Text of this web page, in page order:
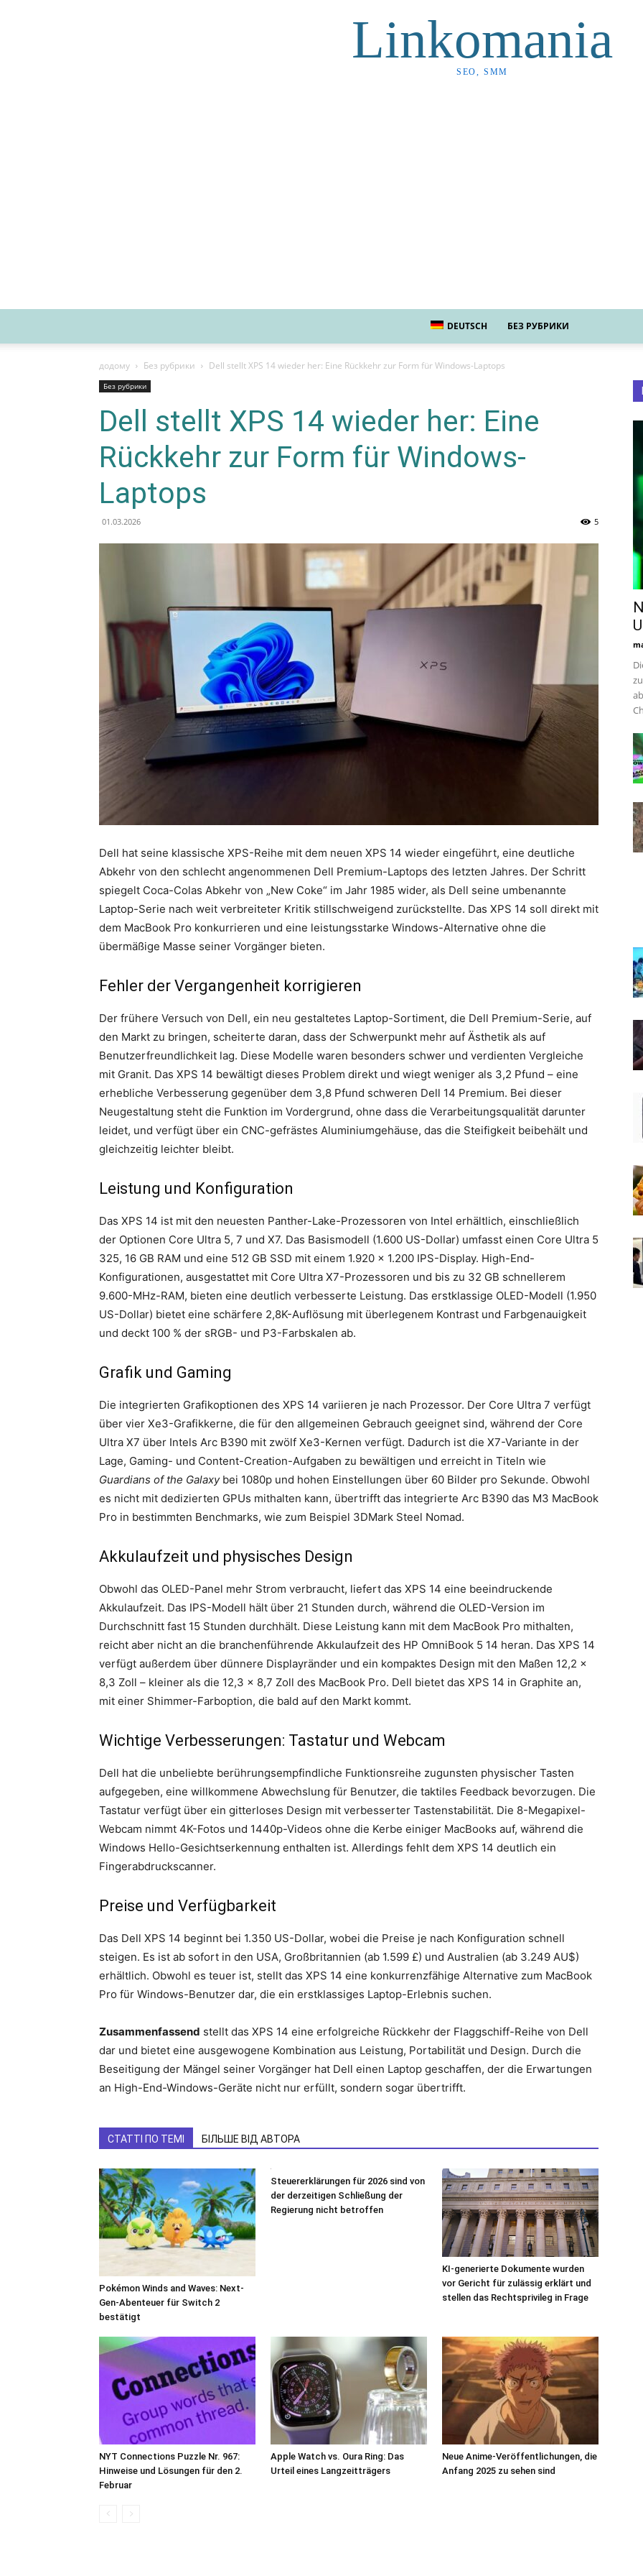
Linkomania
SEO, SMM
DEUTSCH БЕЗ РУБРИКИ
додому Без рубрики Dell stellt XPS 14 wieder her: Eine Rückkehr zur Form für Windows-Laptops
Без рубрики
Dell stellt XPS 14 wieder her: Eine
Rückkehr zur Form für Windows-
Laptops
01.03.2026 5
Dell hat seine klassische XPS-Reihe mit dem neuen XPS 14 wieder eingeführt, eine deutliche
Abkehr von den schlecht angenommenen Dell Premium-Laptops des letzten Jahres. Der Schritt
spiegelt Coca-Colas Abkehr von „New Coke“ im Jahr 1985 wider, als Dell seine umbenannte
Laptop-Serie nach weit verbreiteter Kritik stillschweigend zurückstellte. Das XPS 14 soll direkt mit
dem MacBook Pro konkurrieren und eine leistungsstarke Windows-Alternative ohne die
übermäßige Masse seiner Vorgänger bieten.
Fehler der Vergangenheit korrigieren
Der frühere Versuch von Dell, ein neu gestaltetes Laptop-Sortiment, die Dell Premium-Serie, auf
den Markt zu bringen, scheiterte daran, dass der Schwerpunkt mehr auf Ästhetik als auf
Benutzerfreundlichkeit lag. Diese Modelle waren besonders schwer und verdienten Vergleiche
mit Granit. Das XPS 14 bewältigt dieses Problem direkt und wiegt weniger als 3,2 Pfund – eine
erhebliche Verbesserung gegenüber dem 3,8 Pfund schweren Dell 14 Premium. Bei dieser
Neugestaltung steht die Funktion im Vordergrund, ohne dass die Verarbeitungsqualität darunter
leidet, und verfügt über ein CNC-gefrästes Aluminiumgehäuse, das die Steifigkeit beibehält und
gleichzeitig leichter bleibt.
Leistung und Konfiguration
Das XPS 14 ist mit den neuesten Panther-Lake-Prozessoren von Intel erhältlich, einschließlich
der Optionen Core Ultra 5, 7 und X7. Das Basismodell (1.600 US-Dollar) umfasst einen Core Ultra 5
325, 16 GB RAM und eine 512 GB SSD mit einem 1.920 x 1.200 IPS-Display. High-End-
Konfigurationen, ausgestattet mit Core Ultra X7-Prozessoren und bis zu 32 GB schnellerem
9.600-MHz-RAM, bieten eine deutlich verbesserte Leistung. Das erstklassige OLED-Modell (1.950
US-Dollar) bietet eine schärfere 2,8K-Auflösung mit überlegenem Kontrast und Farbgenauigkeit
und deckt 100 % der sRGB- und P3-Farbskalen ab.
Grafik und Gaming
Die integrierten Grafikoptionen des XPS 14 variieren je nach Prozessor. Der Core Ultra 7 verfügt
über vier Xe3-Grafikkerne, die für den allgemeinen Gebrauch geeignet sind, während der Core
Ultra X7 über Intels Arc B390 mit zwölf Xe3-Kernen verfügt. Dadurch ist die X7-Variante in der
Lage, Gaming- und Content-Creation-Aufgaben zu bewältigen und erreicht in Titeln wie
Guardians of the Galaxybei 1080p und hohen Einstellungen über 60 Bilder pro Sekunde. Obwohl
es nicht mit dedizierten GPUs mithalten kann, übertrifft das integrierte Arc B390 das M3 MacBook
Pro in bestimmten Benchmarks, wie zum Beispiel 3DMark Steel Nomad.
Akkulaufzeit und physisches Design
Obwohl das OLED-Panel mehr Strom verbraucht, liefert das XPS 14 eine beeindruckende
Akkulaufzeit. Das IPS-Modell hält über 21 Stunden durch, während die OLED-Version im
Durchschnitt fast 15 Stunden durchhält. Diese Leistung kann mit dem MacBook Pro mithalten,
reicht aber nicht an die branchenführende Akkulaufzeit des HP OmniBook 5 14 heran. Das XPS 14
verfügt außerdem über dünnere Displayränder und ein kompaktes Design mit den Maßen 12,2 x
8,3 Zoll – kleiner als die 12,3 x 8,7 Zoll des MacBook Pro. Dell bietet das XPS 14 in Graphite an,
mit einer Shimmer-Farboption, die bald auf den Markt kommt.
Wichtige Verbesserungen: Tastatur und Webcam
Dell hat die unbeliebte berührungsempfindliche Funktionsreihe zugunsten physischer Tasten
aufgegeben, eine willkommene Abwechslung für Benutzer, die taktiles Feedback bevorzugen. Die
Tastatur verfügt über ein gitterloses Design mit verbesserter Tastenstabilität. Die 8-Megapixel-
Webcam nimmt 4K-Fotos und 1440p-Videos ohne die Kerbe einiger MacBooks auf, während die
Windows Hello-Gesichtserkennung enthalten ist. Allerdings fehlt dem XPS 14 deutlich ein
Fingerabdruckscanner.
Preise und Verfügbarkeit
Das Dell XPS 14 beginnt bei 1.350 US-Dollar, wobei die Preise je nach Konfiguration schnell
steigen. Es ist ab sofort in den USA, Großbritannien (ab 1.599 £) und Australien (ab 3.249 AU$)
erhältlich. Obwohl es teuer ist, stellt das XPS 14 eine konkurrenzfähige Alternative zum MacBook
Pro für Windows-Benutzer dar, die ein erstklassiges Laptop-Erlebnis suchen.
Zusammenfassend stellt das XPS 14 eine erfolgreiche Rückkehr der Flaggschiff-Reihe von Dell
dar und bietet eine ausgewogene Kombination aus Leistung, Portabilität und Design. Durch die
Beseitigung der Mängel seiner Vorgänger hat Dell einen Laptop geschaffen, der die Erwartungen
an High-End-Windows-Geräte nicht nur erfüllt, sondern sogar übertrifft.
СТАТТІ ПО ТЕМІ БІЛЬШЕ ВІД АВТОРА
Pokémon Winds and Waves: Next-
Gen-Abenteuer für Switch 2
bestätigt
Steuererklärungen für 2026 sind von
der derzeitigen Schließung der
Regierung nicht betroffen
KI-generierte Dokumente wurden
vor Gericht für zulässig erklärt und
stellen das Rechtsprivileg in Frage
NYT Connections Puzzle Nr. 967:
Hinweise und Lösungen für den 2.
Februar
Apple Watch vs. Oura Ring: Das
Urteil eines Langzeitträgers
Neue Anime-Veröffentlichungen, die
Anfang 2025 zu sehen sind